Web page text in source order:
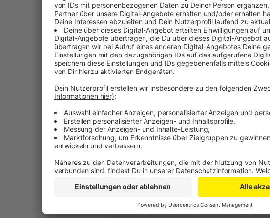
Als erstes wurden jetzt 14 Bäume auf
die Einführungsklasse dort übernimmt
Trockenzeiten.
Wie die Gemeinde mitteilt, möchte sie
sondern auch die Artenvielfalt und die
nur heimische Arten wie Winterlinde und
Die Bäume sollen sowohl einzeln, als
Nettersheim auch noch Anwohnende
übernehmen möchte. Die Pflanzaktion
Bürgermeister Crump hat aber noch
den nächsten zehn Jahren bis zu 1000
Anzeige